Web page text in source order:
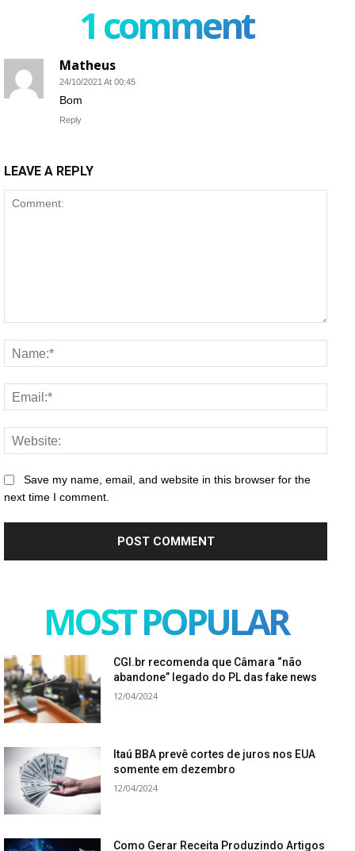
1 comment
Matheus
24/10/2021 At 00:45
Bom
Reply
LEAVE A REPLY
Save my name, email, and website in this browser for the
next time I comment.
MOST POPULAR
CGI.br recomenda que Câmara “não
abandone” legado do PL das fake news
12/04/2024
Itaú BBA prevê cortes de juros nos EUA
somente em dezembro
12/04/2024
Como Gerar Receita Produzindo Artigos